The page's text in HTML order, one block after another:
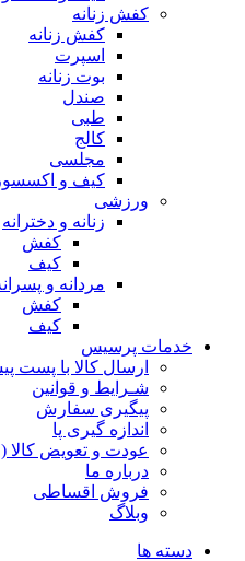
کفش زنانه
کفش زنانه
اسپرت
بوت زنانه
مجلسی
کیف و اکسسوری
ورزشی
زنانه و دخترانه
مردانه و پسرانه
پرسیس
ارسال کالا با پست پیشتاز
شـرایط و قوانین
پیگیری سفارش
اندازه گیری پا
عودت و تعویض کالا ( گارانتی )
درباره ما
فروش اقساطی
ها